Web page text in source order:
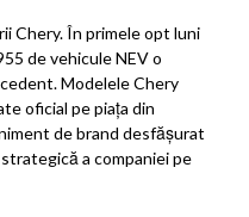
Chery. În primele opt luni
de vehicule NEV o
Modelele Chery
oficial pe piața din
de brand desfășurat
a companiei pe